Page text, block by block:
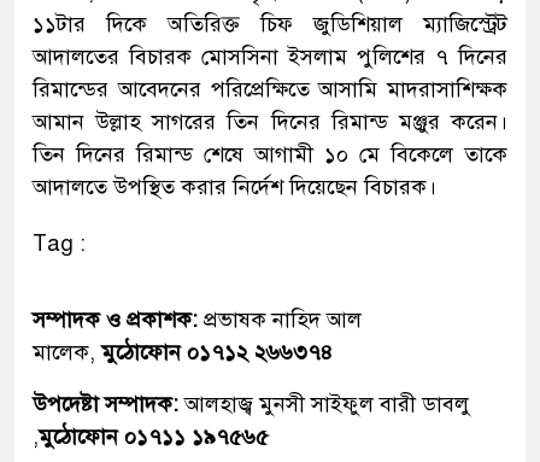
১১টার দিকে অতিরিক্ত চিফ জুডিশিয়াল ম্যাজিস্ট্রেট
আদালতের বিচারক মোসসিনা ইসলাম পুলিশের ৭ দিনের
রিমান্ডের আবেদনের পরিপ্রেক্ষিতে আসামি মাদরাসাশিক্ষক
আমান উল্লাহ সাগরের তিন দিনের রিমান্ড মঞ্জুর করেন।
তিন দিনের রিমান্ড শেষে আগামী ১০ মে বিকেলে তাকে
আদালতে উপস্থিত করার নির্দেশ দিয়েছেন বিচারক।
Tag :
সম্পাদক ও প্রকাশক: প্রভাষক নাহিদ আল
মালেক,মুঠোফোন ০১৭১২ ২৬৬৩৭৪
উপদেষ্টা সম্পাদক:আলহাজ্ব মুনসী সাইফুল বারী ডাবলু
,মুঠোফোন ০১৭১১ ১৯৭৫৬৫